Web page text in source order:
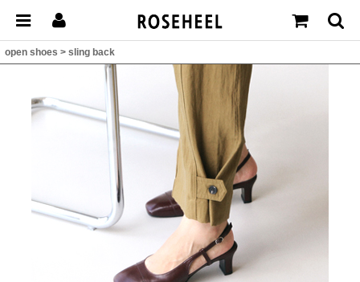
open shoes > sling back